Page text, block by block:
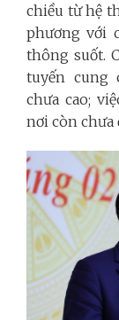
chiều từ hệ
phương với
thông suốt.
tuyến cung
chưa cao;
nơi còn